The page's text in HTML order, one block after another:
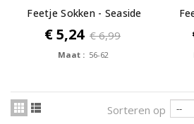
Feetje Sokken - Seaside
Happiness
€ 5,24 € 6,99
Maat : 56-62
Sorteren op